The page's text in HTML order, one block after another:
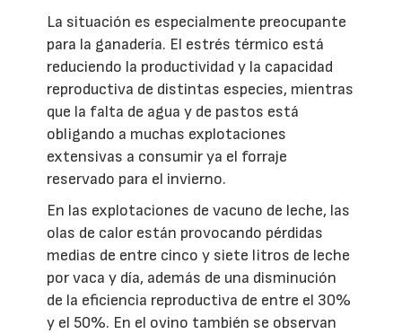
La situación es especialmente preocupante
para la ganadería. El estrés térmico está
reduciendo la productividad y la capacidad
reproductiva de distintas especies, mientras
que la falta de agua y de pastos está
obligando a muchas explotaciones
extensivas a consumir ya el forraje
reservado para el invierno.
En las explotaciones de vacuno de leche, las
olas de calor están provocando pérdidas
medias de entre cinco y siete litros de leche
por vaca y día, además de una disminución
de la eficiencia reproductiva de entre el 30%
y el 50%. En el ovino también se observan